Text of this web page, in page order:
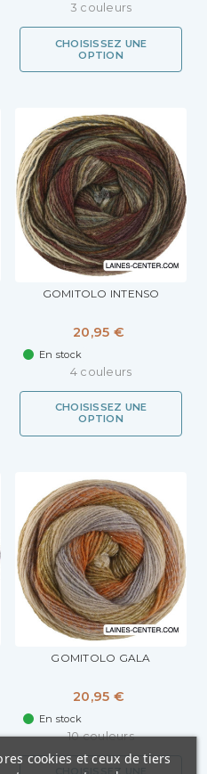
3 couleurs
CHOISISSEZ UNE
OPTION
GOMITOLO INTENSO
20,95 €
En stock
4 couleurs
CHOISISSEZ UNE
OPTION
GOMITOLO GALA
20,95 €
En stock
10 couleurs
cookies et ceux de tiers